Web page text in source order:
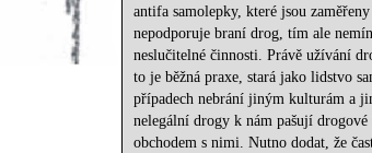
antifa samolepky, které jsou
nepodporuje braní drog, tím ale
neslučitelné činnosti. Právě užívání
to je běžná praxe, stará jako lidstvo
případech nebrání jiným kulturám a
nelegální drogy k nám pašují
obchodem s nimi. Nutno dodat, že